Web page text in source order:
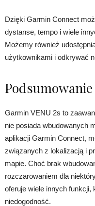
Dzięki Garmin Connect
dystanse, tempo i wiele
Możemy również
użytkownikami i odkrywać
Podsumowanie
Garmin VENU 2s to
nie posiada wbudowanych
aplikacji Garmin Connect,
związanych z lokalizacją i
mapie. Choć brak
rozczarowaniem dla
oferuje wiele innych
niedogodność.